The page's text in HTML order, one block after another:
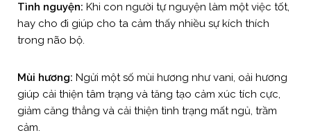
Tình nguyện: Khi con người tự nguyện làm một việc tốt,
hay cho đi giúp cho ta cảm thấy nhiều sự kích thích
trong não bộ.
Mùi hương: Ngửi một số mùi hương như vani, oải hương
giúp cải thiện tâm trạng và tăng tạo cảm xúc tích cực,
giảm căng thẳng và cải thiện tình trạng mất ngủ, trầm
cảm.